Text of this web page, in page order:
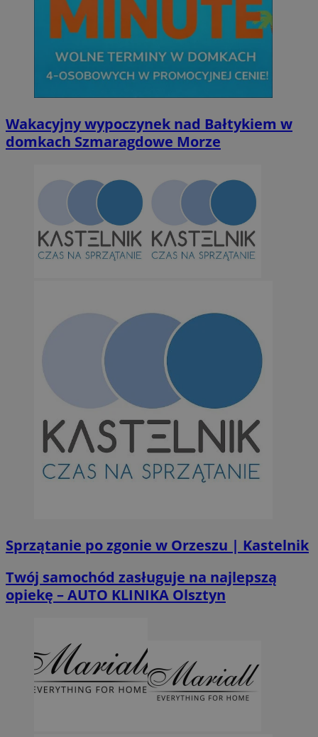
Wakacyjny wypoczynek nad Bałtykiem w
domkach Szmaragdowe Morze
Sprzątanie po zgonie w Orzeszu | Kastelnik
Twój samochód zasługuje na najlepszą
opiekę – AUTO KLINIKA Olsztyn